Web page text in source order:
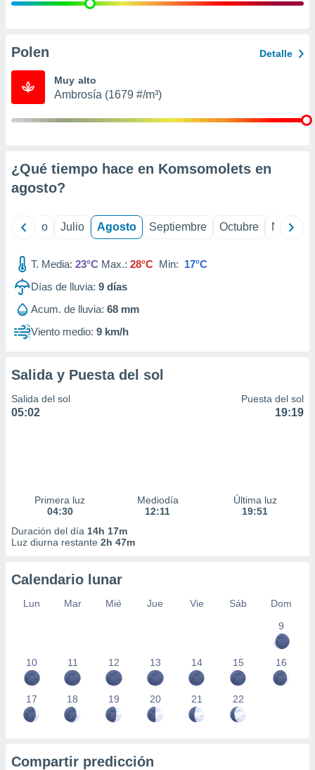
e
publicidad
Polen Detalle
Muy alto
Ambrosía (1679 #/m³)
¿Qué tiempo hace en Komsomolets en
agosto?
Junio Julio Agosto Septiembre Octubre
T. Media: 23°C Max.: 28°C Min: 17°C
Días de lluvia: 9 días
Acum. de lluvia: 68 mm
Viento medio: 9 km/h
Salida y Puesta del sol
Salida del sol
05:02
Puesta del sol
19:19
Primera luz
04:30
Mediodía
12:11
Última luz
19:51
Duración del día 14h 17m
Luz diurna restante 2h 47m
Calendario lunar
Lun Mar Mié Jue Vie Sáb
Dom
9
10 11 12 13 14 15 16
17 18 19 20 21 22
Compartir predicción